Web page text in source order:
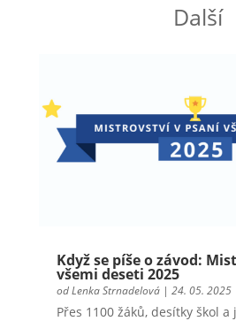
Další
Když se píše o závod:
všemi deseti 2025
odLenka Strnadelová| 24. 05. 2025
Přes 1100 žáků, desítky škol